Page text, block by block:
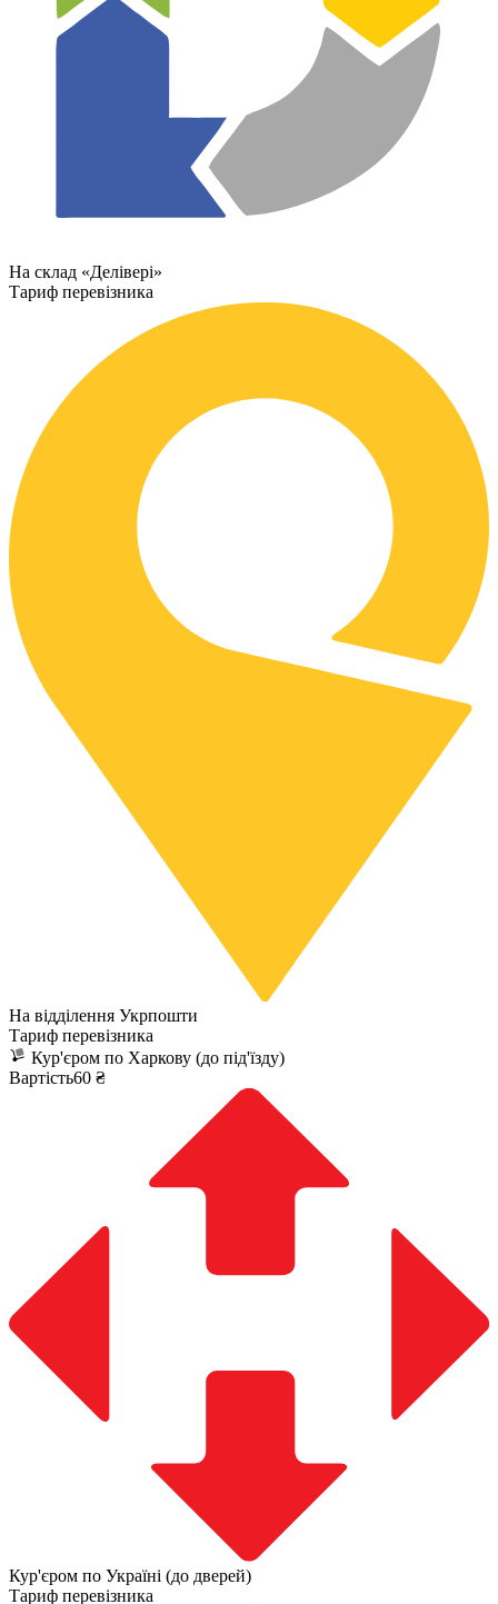
На склад «Делівері»
Тариф перевізника
На відділення Укрпошти
Тариф перевізника
Кур'єром по Харкову (до під'їзду)
Вартість60 ₴
Кур'єром по Україні (до дверей)
Тариф перевізника